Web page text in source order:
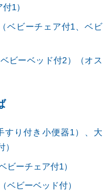
1）
ベビーチェア付1、ベビ
ビーベッド付2）（オス
すり付き小便器1）、大
ビーチェア付1）
ベビーベッド付）